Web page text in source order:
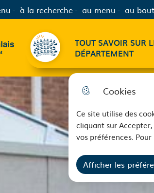
Cookies
Ce site utilise des
cliquant sur
vos préférences.
Afficher les
à la recherche au menu au
Mon Département - Retour à l'accueil
Menu principal
TOUT SAVOIR SUR
DÉPARTEMENT